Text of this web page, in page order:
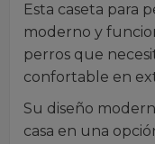
Esta caseta para
moderno y
perros que
confortable en
Su diseño
casa en una